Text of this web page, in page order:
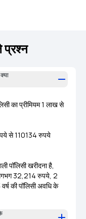
का प्रीमियम 1 लाख से
से 110134 रुपये
पॉलिसी खरीदना है,
लगभग 32,214 रुपये, 2
की पॉलिसी अवधि के